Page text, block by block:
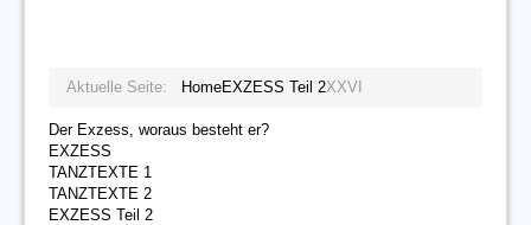
Aktuelle Seite: HomeEXZESS Teil 2XXVI
Der Exzess, woraus besteht er?
EXZESS
TANZTEXTE 1
TANZTEXTE 2
EXZESS Teil 2